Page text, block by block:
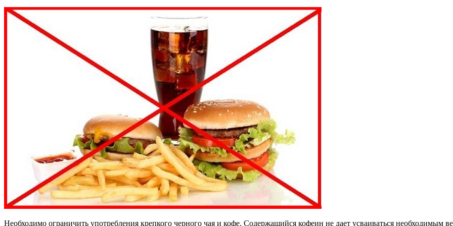
Необходимо ограничить употребления крепкого черного чая и кофе. Содержащийся кофеин не дает усваиваться необходимым